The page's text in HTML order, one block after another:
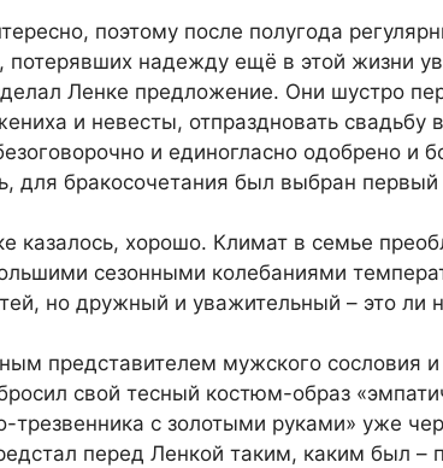
поэтому после полугода
потерявших надежду ещё в этой жизни
Ленке предложение. Они шустро
и невесты, отпраздновать свадьбу
и единогласно одобрено и
для бракосочетания был выбран
казалось, хорошо. Климат в семье
сезонными колебаниями
но дружный и уважительный – это ли
представителем мужского сословия
свой тесный костюм-образ
трезвенника с золотыми руками» уже
перед Ленкой таким, каким был